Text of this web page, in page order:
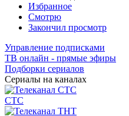
Избранное
Смотрю
Закончил просмотр
Управление подписками
ТВ онлайн - прямые эфиры
Подборки сериалов
Сериалы на каналах
СТС